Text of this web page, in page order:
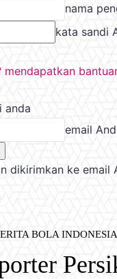
nama
kata sandi
mendapatkan
anda
email
dikirimkan ke email
BOLA INDONESIA